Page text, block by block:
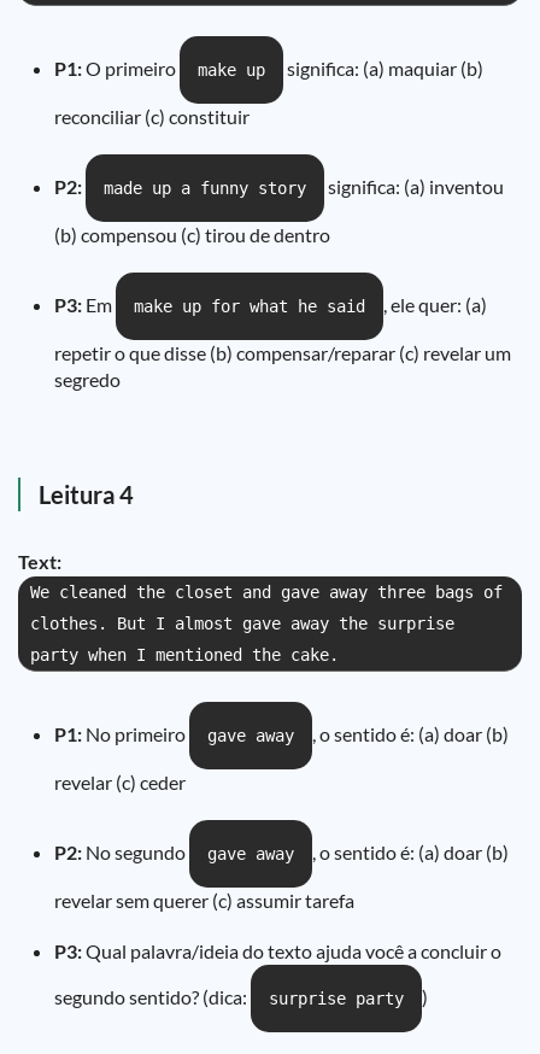
P1:O primeiro make up significa: (a) maquiar (b)
reconciliar (c) constituir
P2: made up a funny story significa: (a) inventou
(b) compensou (c) tirou de dentro
P3: Em make up for what he said , ele quer: (a)
repetir o que disse (b) compensar/reparar (c) revelar um
segredo
Leitura 4
Text:
We cleaned the closet and gave away three bags of
clothes. But I almost gave away the surprise
party when I mentioned the cake.
P1: No primeiro gave away , o sentido é: (a) doar (b)
revelar (c) ceder
P2: No segundo gave away , o sentido é: (a) doar (b)
revelar sem querer (c) assumir tarefa
P3:Qual palavra/ideia do texto ajuda você a concluir o
segundo sentido? (dica:
surprise party )